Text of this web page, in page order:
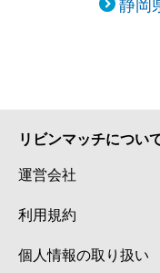
リビンマッチについ
運営会社
利用規約
個人情報の取り扱い